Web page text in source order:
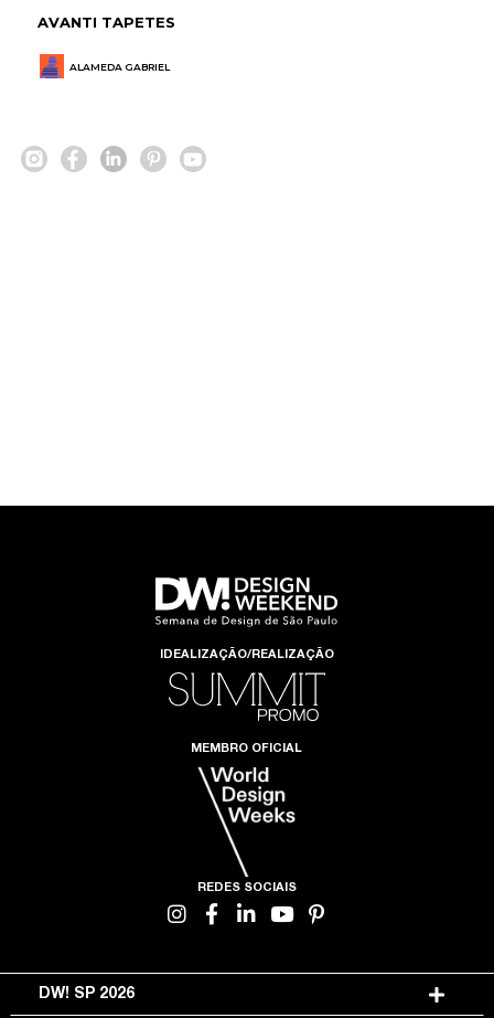
AVANTI TAPETES
ALAMEDA GABRIEL
IDEALIZAÇÃO/REALIZAÇÃO
MEMBRO OFICIAL
REDES SOCIAIS
DW! SP 2026